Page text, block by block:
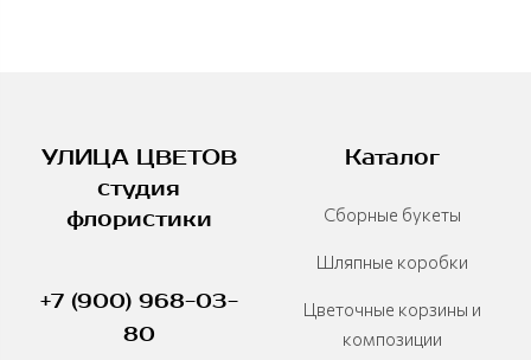
УЛИЦА ЦВЕТОВ
студия
флористики
+7 (900) 968-03-
80
Каталог
Сборные букеты
Шляпные коробки
Цветочные корзины и
композиции